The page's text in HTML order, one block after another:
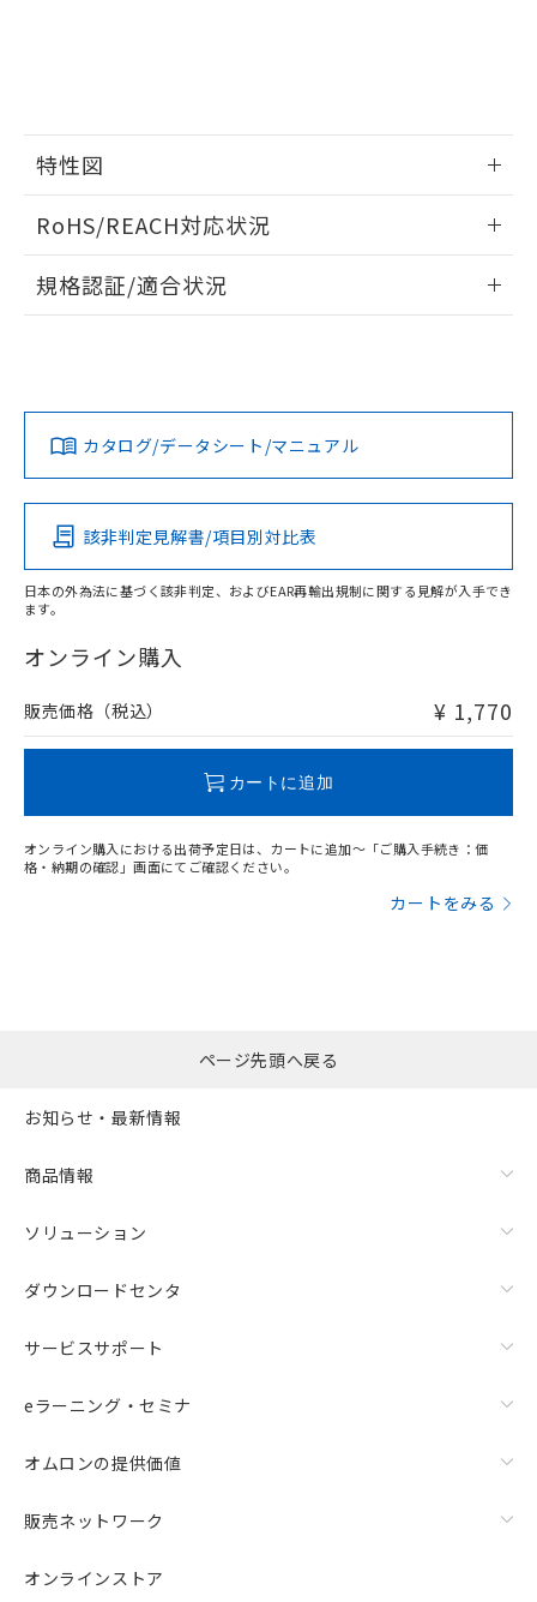
特性図
負荷電流-周囲温度定格
RoHS/REACH対応状況
EU RoHS 注意事項・凡例
対応済み
中国 RoHS 注意事項・凡例
中国 RoHS表
Pb
X O
非含有品が必要な際は、弊社営業部門もしくは販売店へお
規格認証/適合状況
LR型式承認
（イギリス
船舶規格）
DNV型式承認
（ノルウェー
船舶規格）
BV型式承認
（フランス
KR型式
（韓国
No No No No
カタログ/データシート/マニュアル
該非判定見解書/項目別対比表
日本の外為法に基づく該非判定、およびEAR再輸出規制に関する見解が入手でき
ます。
オンライン購入
販売価格（税込） ¥ 1,770
カートに追加
オンライン購入における出荷予定日は、カートに追加～「ご購入手続き：価
格・納期の確認」画面にてご確認ください。
カートをみる
をご了承ください。
用者の範囲」に記載されている法人を
指します。
EU RoHS指令（10物質）の非含有証明書
51物質の非含有証明書（当社基準）
※本証明書は発行日時点で非含有を証明す
るもので、過去に遡って非含有を証明する
ものではありません。
また、RoHS指令のフタル酸エステル類４
物質の対応では、対応完了までの期間は出
す。
ページ先頭へ戻る
お知らせ・最新情報
商品情報
ソリューション
ダウンロードセンタ
サービスサポート
eラーニング・セミナ
オムロンの提供価値
販売ネットワーク
オンラインストア